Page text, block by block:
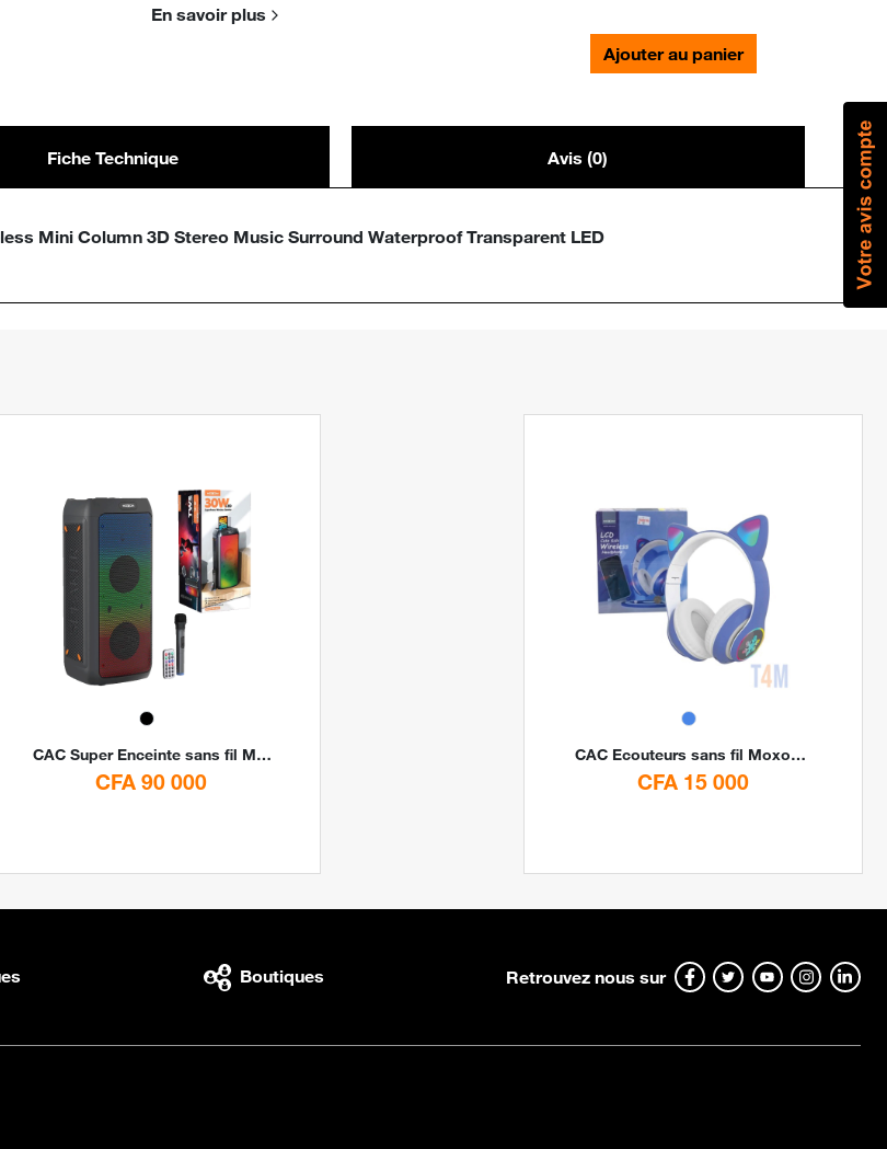
En savoir plus
Ajouter au panier
Fiche Technique Avis (0)
Mini Column 3D Stereo Music Surround Waterproof Transparent LED
CAC Super Enceinte sans fil Moxom MX-SK54 30W Led By CAC
CFA 90 000
CAC Ecouteurs sans fil Moxom MX-WL58 By CAC
CFA 15 000
Boutiques Retrouvez nous sur